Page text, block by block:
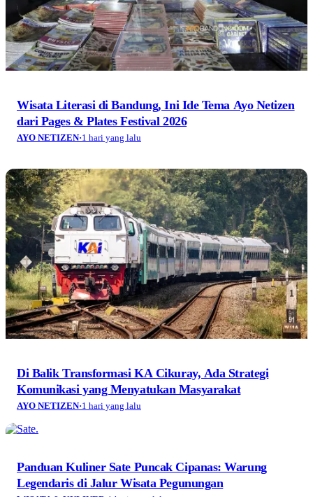
Wisata Literasi di Bandung, Ini Ide Tema Ayo Netizen
dari Pages & Plates Festival 2026
AYO NETIZEN·1 hari yang lalu
Di Balik Transformasi KA Cikuray, Ada Strategi
Komunikasi yang Menyatukan Masyarakat
AYO NETIZEN·1 hari yang lalu
Panduan Kuliner Sate Puncak Cipanas: Warung
Legendaris di Jalur Wisata Pegunungan